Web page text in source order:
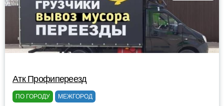
Атк Профипереезд
ПО ГОРОДУ МЕЖГОРОД